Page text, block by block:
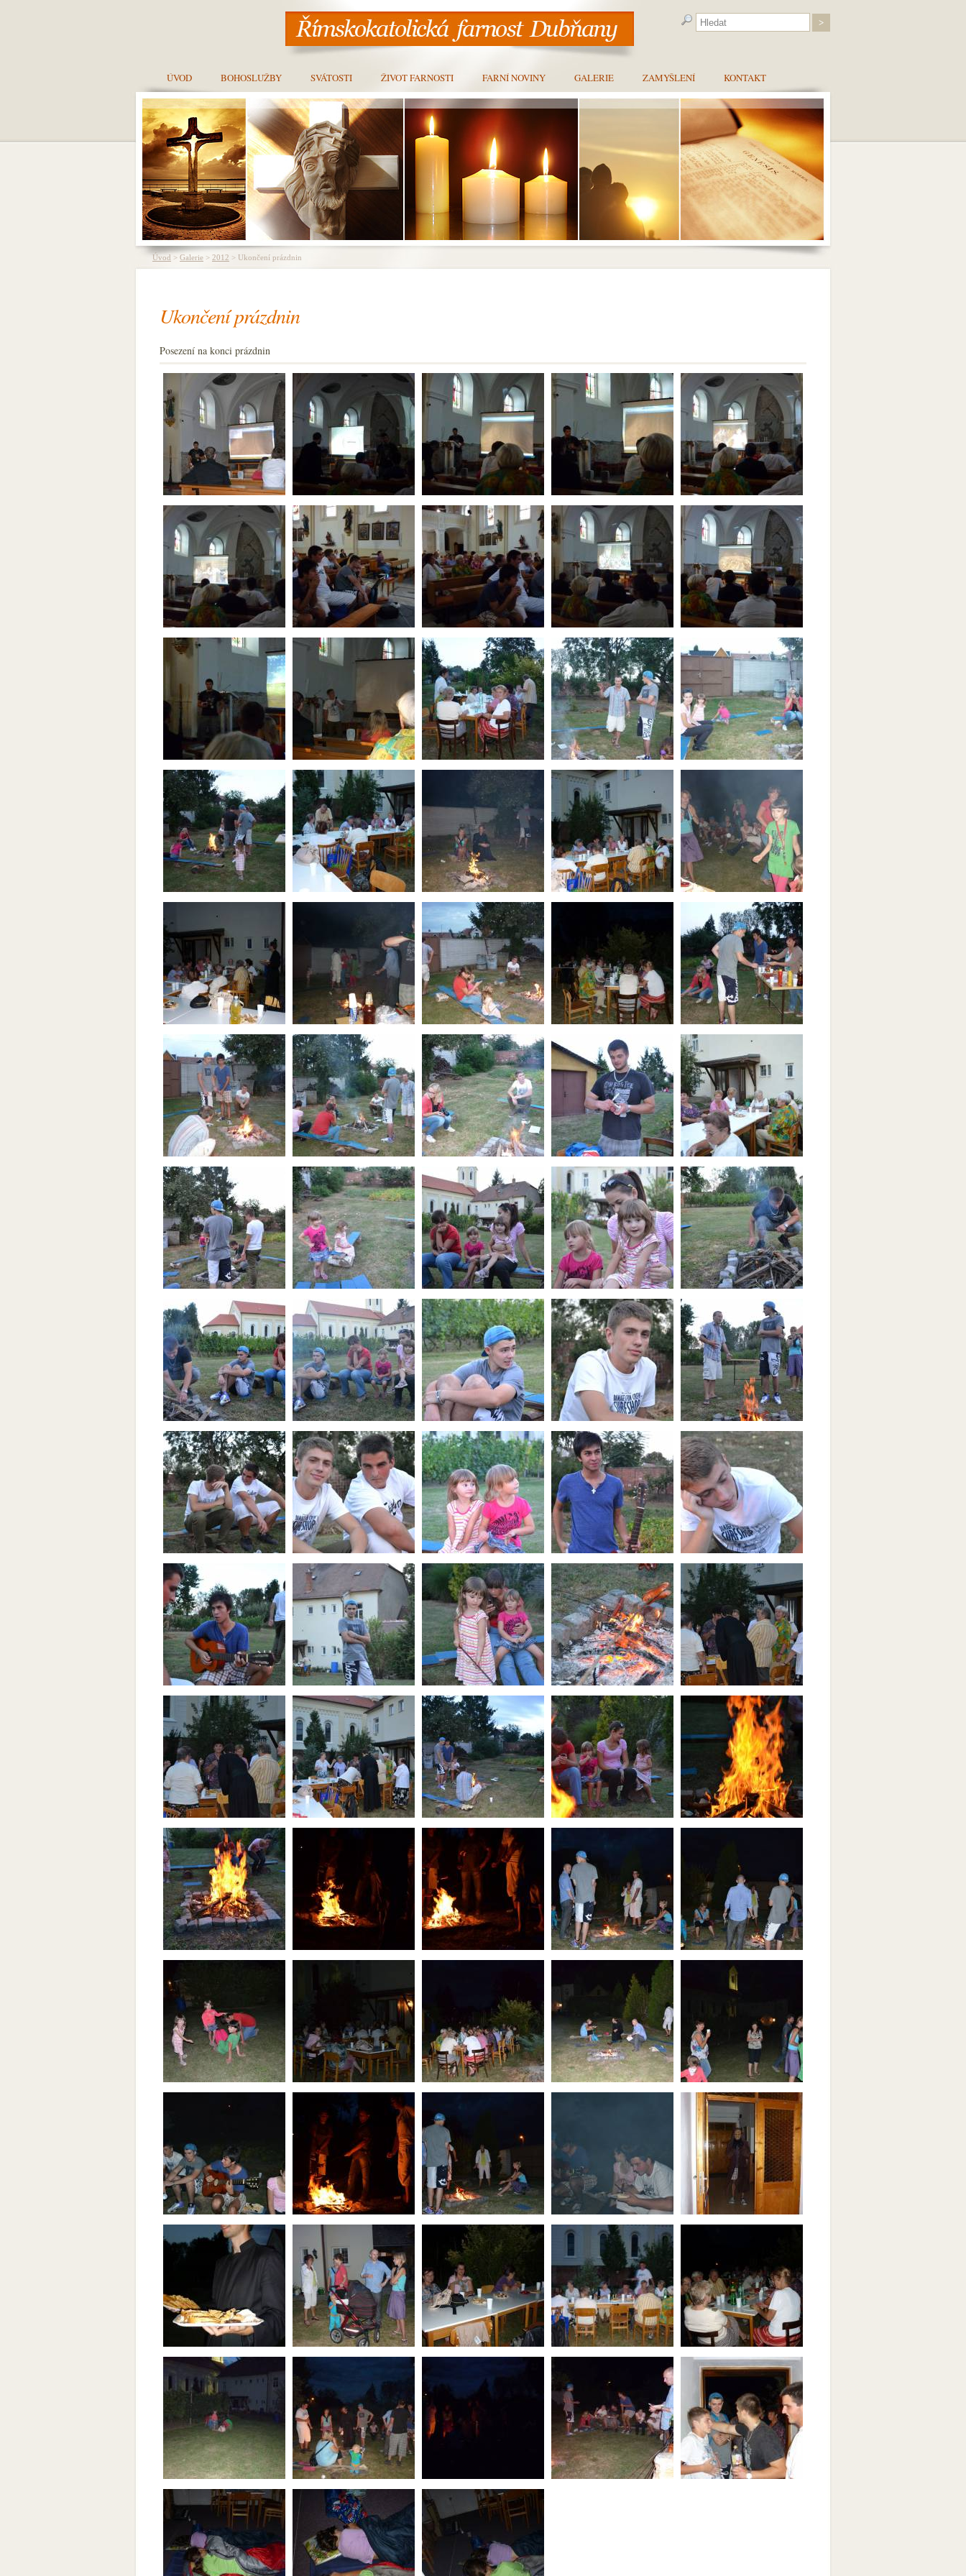
ÚVOD BOHOSLUŽBY SVÁTOSTI ŽIVOT FARNOSTI FARNÍ NOVINY GALERIE ZAMYŠLENÍ KONTAKT
Úvod > Galerie > 2012 > Ukončení prázdnin
Ukončení prázdnin
Posezení na konci prázdnin